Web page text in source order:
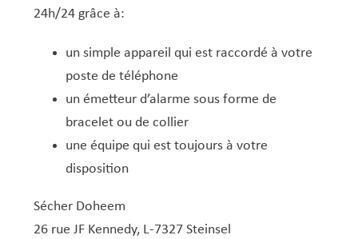
24h/24 grâce à:
un simple appareil qui est raccordé à votre
poste de téléphone
un émetteur d’alarme sous forme de
bracelet ou de collier
une équipe qui est toujours à votre
disposition
Sécher Doheem
26 rue JF Kennedy, L-7327 Steinsel